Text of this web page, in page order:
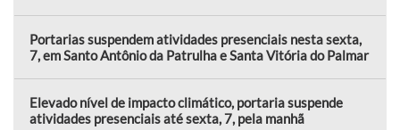
Portarias suspendem atividades presenciais nesta sexta,
7, em Santo Antônio da Patrulha e Santa Vitória do Palmar
Elevado nível de impacto climático, portaria suspende
atividades presenciais até sexta, 7, pela manhã